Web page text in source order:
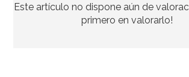
2,50€
Este artículo no dispone aún de
primero en valorarlo!